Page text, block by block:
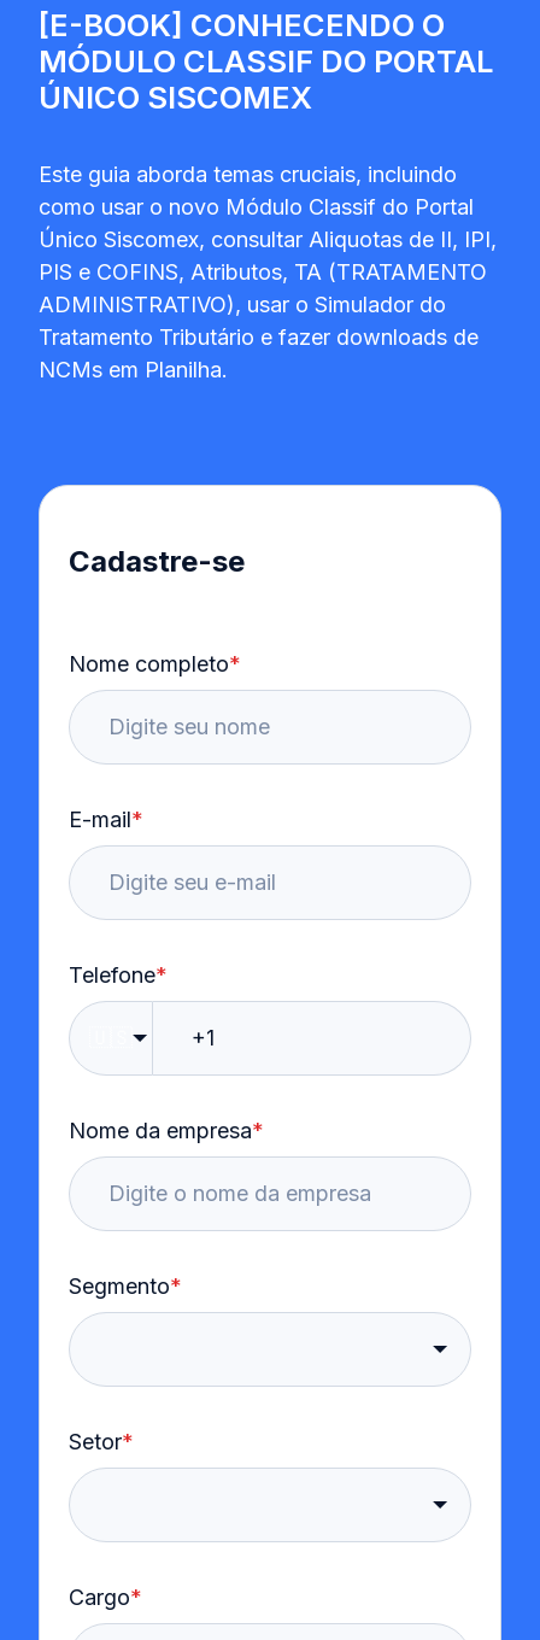
[E-BOOK] CONHECENDO O
MÓDULO CLASSIF DO PORTAL
ÚNICO SISCOMEX
Este guia aborda temas cruciais, incluindo
como usar o novo Módulo Classif do Portal
Único Siscomex, consultar Aliquotas de II, IPI,
PIS e COFINS, Atributos, TA (TRATAMENTO
ADMINISTRATIVO), usar o Simulador do
Tratamento Tributário e fazer downloads de
NCMs em Planilha.
Cadastre-se
Nome completo*
E-mail*
Telefone*
Nome da empresa*
Segmento*
Setor*
Cargo*